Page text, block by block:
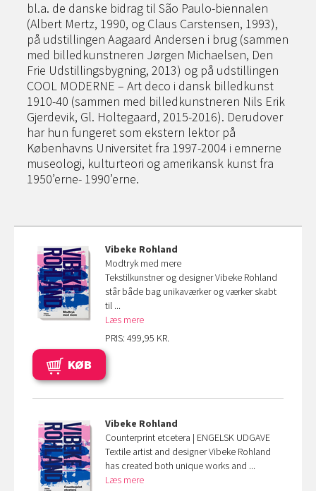
bl.a. de danske bidrag til São Paulo-biennalen
(Albert Mertz, 1990, og Claus Carstensen, 1993),
på udstillingen Aagaard Andersen i brug (sammen
med billedkunstneren Jørgen Michaelsen, Den
Frie Udstillingsbygning, 2013) og på udstillingen
COOL MODERNE – Art deco i dansk billedkunst
1910-40 (sammen med billedkunstneren Nils Erik
Gjerdevik, Gl. Holtegaard, 2015-2016). Derudover
har hun fungeret som ekstern lektor på
Københavns Universitet fra 1997-2004 i emnerne
museologi, kulturteori og amerikansk kunst fra
1950’erne- 1990’erne.
Vibeke Rohland
Modtryk med mere
Tekstilkunstner og designer Vibeke Rohland
står både bag unikaværker og værker skabt
til ...
Læs mere
PRIS: 499,95 KR.
KØB
Vibeke Rohland
Counterprint etcetera | ENGELSK UDGAVE
Textile artist and designer Vibeke Rohland
has created both unique works and ...
Læs mere